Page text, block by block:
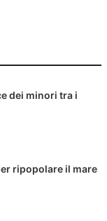
dei minori tra i
ripopolare il mare